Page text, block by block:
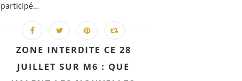
participé...
ZONE INTERDITE CE 28
JUILLET SUR M6 : QUE